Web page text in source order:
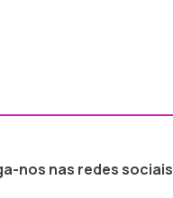
nos nas redes sociais